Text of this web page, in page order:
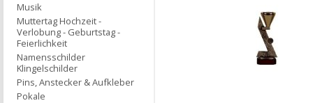
Musik
Muttertag Hochzeit -
Verlobung - Geburtstag -
Feierlichkeit
Namensschilder
Klingelschilder
Pins, Anstecker & Aufkleber
Pokale